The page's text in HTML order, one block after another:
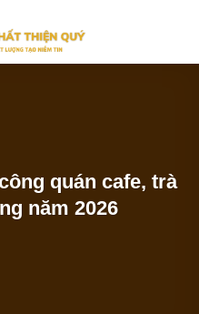
quán cafe, trà
năm 2026